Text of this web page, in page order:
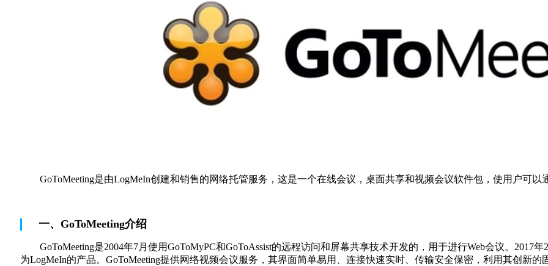
GoToMeeting是由LogMeIn创建和销售的网络托管服务，这是一个在线会议，桌面共享和视频会议软件包，使用户可
一、GoToMeeting介绍
GoToMeeting是2004年7月使用GoToMyPC和GoToAssist的远程访问和屏幕共享技术开发的，用于进行Web会议。2017
为LogMeIn的产品。GoToMeeting提供网络视频会议服务，其界面简单易用、连接快速实时、传输安全保密，利用其创新